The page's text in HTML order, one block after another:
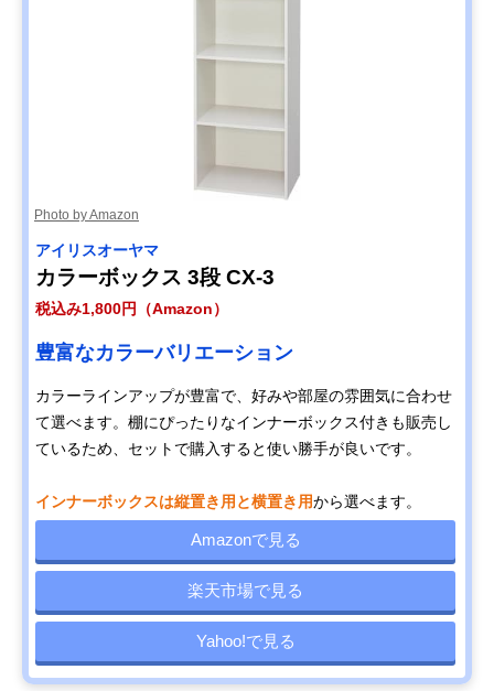
Photo by Amazon
アイリスオーヤマ
カラーボックス 3段 CX-3
税込み1,800円（Amazon）
豊富なカラーバリエーション
カラーラインアップが豊富で、好みや部屋の雰囲気に合わせ
て選べます。棚にぴったりなインナーボックス付きも販売し
ているため、セットで購入すると使い勝手が良いです。
インナーボックスは縦置き用と横置き用から選べます。
Amazonで見る
楽天市場で見る
Yahoo!で見る